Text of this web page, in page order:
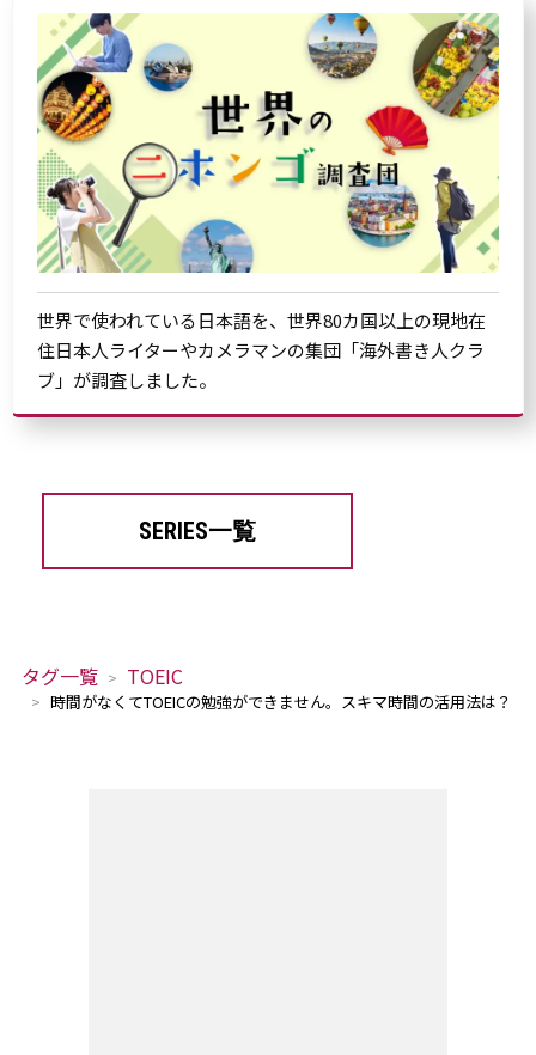
世界で使われている日本語を、世界80カ国以上の現地在
住日本人ライターやカメラマンの集団「海外書き人クラ
ブ」が調査しました。
SERIES一覧
タグ一覧 TOEIC
時間がなくてTOEICの勉強ができません。スキマ時間の活用法は？